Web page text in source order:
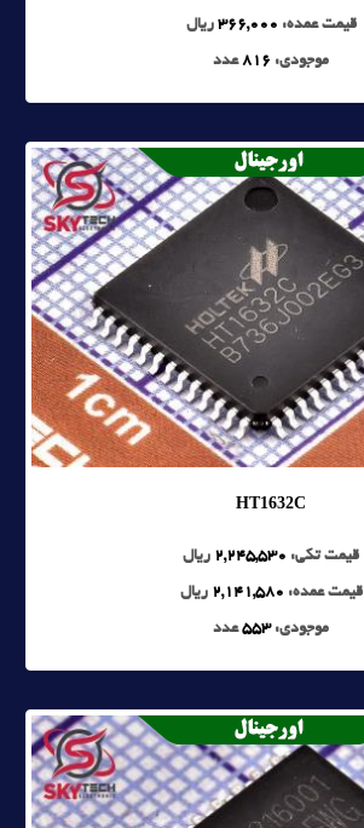
قیمت عمده: 366,000 ریال
موجودی: 816عدد
HT1632C
قیمت تکی: 2,245,530 ریال
قیمت عمده: 2,141,580 ریال
موجودی:553عدد